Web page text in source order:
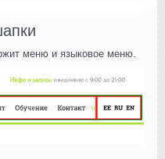
меню и языковое меню.